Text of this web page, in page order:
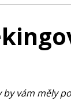
vám měly